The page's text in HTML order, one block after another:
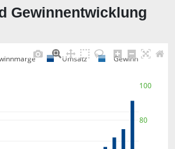
Gewinnentwicklung
80
100
Umsatz Gewinn